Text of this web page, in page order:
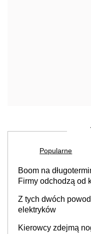
Popularne
Boom na
Firmy odchodzą od
Z tych dwóch
elektryków
Kierowcy zdejmą